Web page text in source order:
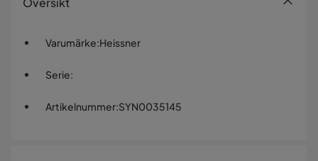
Varumärke:Heissner
Serie:
Artikelnummer:SYN0035145